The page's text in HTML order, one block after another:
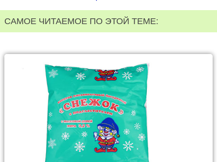
САМОЕ ЧИТАЕМОЕ ПО ЭТОЙ ТЕМЕ: